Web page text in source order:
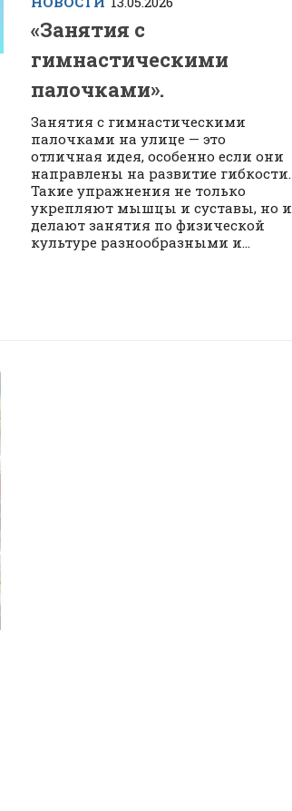
«Занятия с
гимнастическими
палочками».
Занятия с гимнастическими
палочками на улице — это
отличная идея, особенно если они
направлены на развитие гибкости.
Такие упражнения не только
укрепляют мышцы и суставы, но и
делают занятия по физической
культуре разнообразными и...